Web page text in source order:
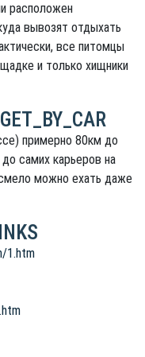
расположен
вывозят отдыхать
все питомцы
и только хищники
примерно 80км до
самих карьеров на
можно ехать даже
1.htm